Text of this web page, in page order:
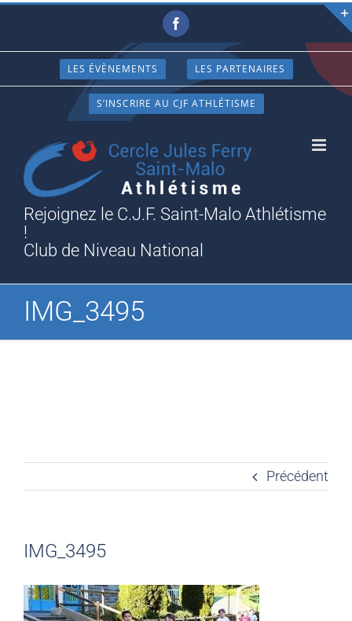
Passer
contenu
Facebook
LES ÉVÈNEMENTS LES PARTENAIRES
S’INSCRIRE AU CJF ATHLÉTISME
Rejoignez le C.J.F. Saint-Malo Athlétisme
!
Club de Niveau National
IMG_3495
Précédent
IMG_3495